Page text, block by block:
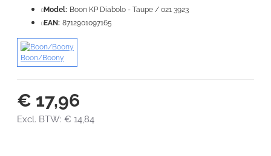
VERDER
€ 17,96
Excl. BTW: € 14,84
Model: Boon KP Diabolo - Taupe / 021 3923
EAN: 8712901097165
Boon/Boony